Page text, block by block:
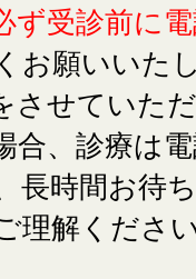
ず受診前に
お願いいた
させていた
合、診療は
長時間お待
理解くださ